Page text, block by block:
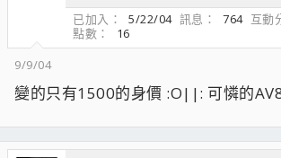
已加入
5/22/04 訊息 764 互動
點數
16
9/9/04
變的只有1500的身價 :O||: 可憐的